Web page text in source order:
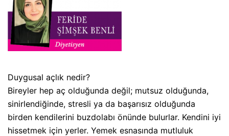
Duygusal açlık nedir?
Bireyler hep aç olduğunda değil; mutsuz olduğunda,
sinirlendiğinde, stresli ya da başarısız olduğunda
birden kendilerini buzdolabı önünde bulurlar. Kendini iyi
hissetmek için yerler. Yemek esnasında mutluluk